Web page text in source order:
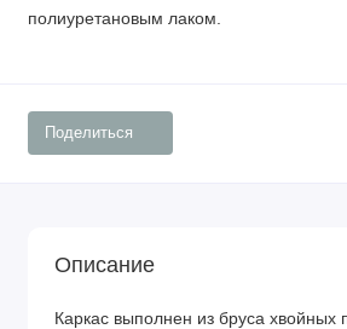
полиуретановым лаком.
Поделиться
Описание
Каркас выполнен из бруса хвойных